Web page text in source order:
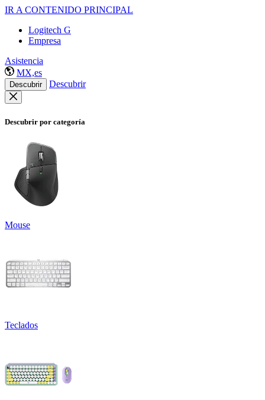
IR A CONTENIDO PRINCIPAL
Logitech G
Empresa
Asistencia
MX,es
Descubrir Descubrir
Descubrir por categoría
Mouse
Teclados